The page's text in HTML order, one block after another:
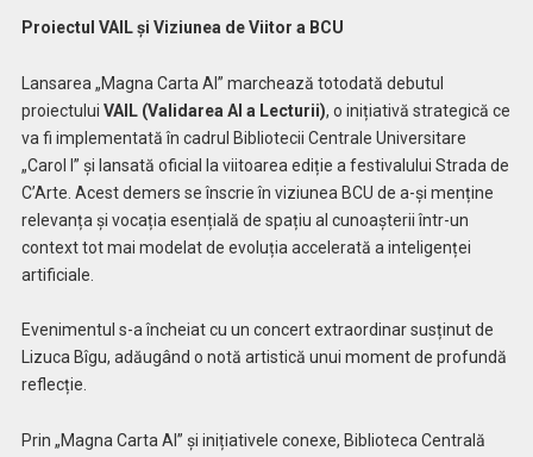
Proiectul VAIL și Viziunea de Viitor a BCU
Lansarea „Magna Carta AI” marchează totodată debutul
proiectului VAIL (Validarea AI a Lecturii), o inițiativă strategică ce
va fi implementată în cadrul Bibliotecii Centrale Universitare
„Carol I” și lansată oficial la viitoarea ediție a festivalului Strada de
C’Arte. Acest demers se înscrie în viziunea BCU de a-și menține
relevanța și vocația esențială de spațiu al cunoașterii într-un
context tot mai modelat de evoluția accelerată a inteligenței
artificiale.
Evenimentul s-a încheiat cu un concert extraordinar susținut de
Lizuca Bîgu, adăugând o notă artistică unui moment de profundă
reflecție.
Prin „Magna Carta AI” și inițiativele conexe, Biblioteca Centrală